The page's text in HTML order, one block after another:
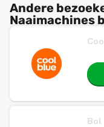
Andere
Naaimachines
Bol